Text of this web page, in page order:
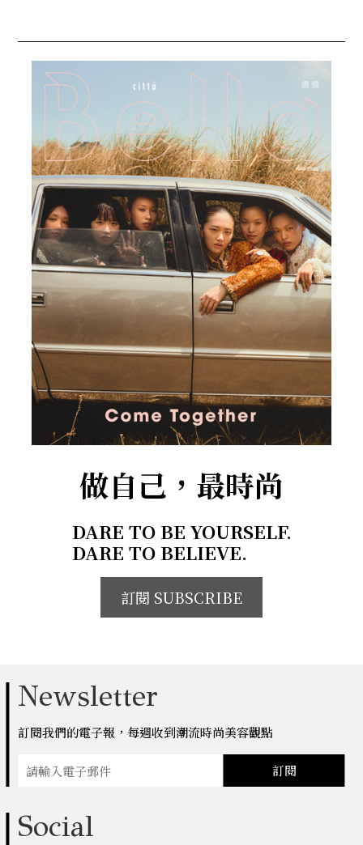
做自己，最時尚
DARE TO BE YOURSELF.
DARE TO BELIEVE.
訂閱 SUBSCRIBE
Newsletter
訂閱我們的電子報，每週收到潮流時尚美容觀點
訂閱
Social